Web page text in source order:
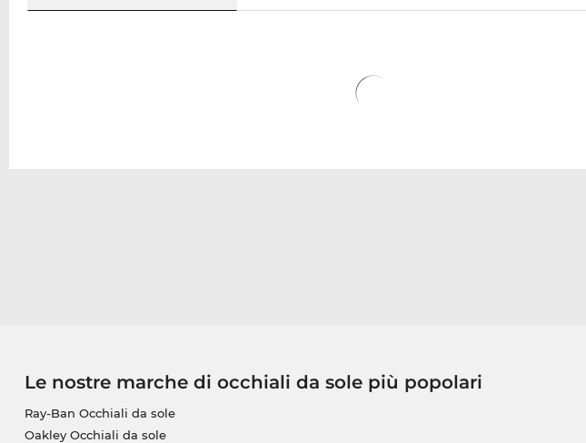
Le nostre marche di occhiali da sole più popolari
Ray-Ban Occhiali da sole
Oakley Occhiali da sole